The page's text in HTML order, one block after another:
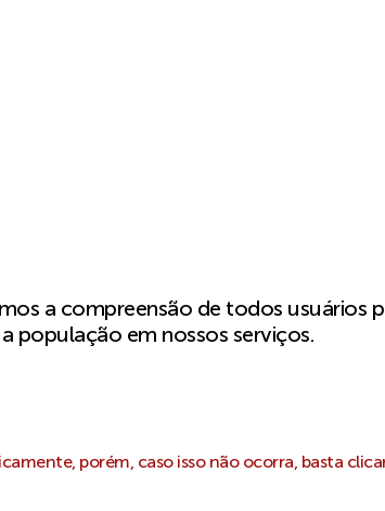
a compreensão de todos usuários
população em nossos serviços.
porém, caso isso não ocorra, basta